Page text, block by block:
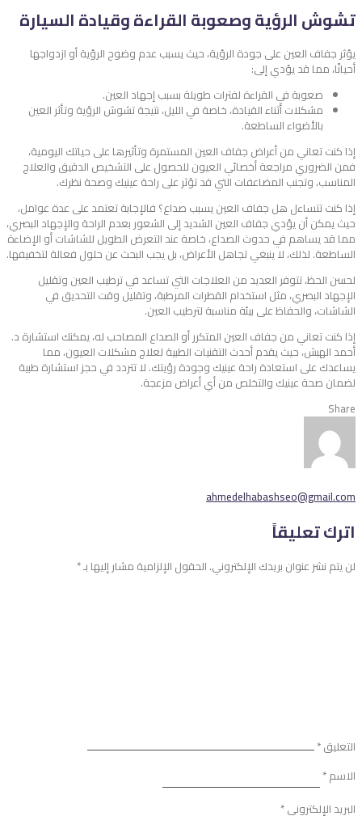
تشوش الرؤية وصعوبة القراءة وقيادة السيارة
يؤثر جفاف العين على جودة الرؤية، حيث يسبب عدم وضوح الرؤية أو ازدواجها
أحيانًا، مما قد يؤدي إلى:
صعوبة في القراءة لفترات طويلة بسبب إجهاد العين.
مشكلات أثناء القيادة، خاصة في الليل، نتيجة تشوش الرؤية وتأثر العين
بالأضواء الساطعة.
إذا كنت تعاني من أعراض جفاف العين المستمرة وتأثيرها على حياتك اليومية،
فمن الضروري مراجعة أخصائي العيون للحصول على التشخيص الدقيق والعلاج
المناسب، وتجنب المضاعفات التي قد تؤثر على راحة عينيك وصحة نظرك.
إذا كنت تتساءل هل جفاف العين يسبب صداع؟ فالإجابة تعتمد على عدة عوامل،
حيث يمكن أن يؤدي جفاف العين الشديد إلى الشعور بعدم الراحة والإجهاد البصري،
مما قد يساهم في حدوث الصداع، خاصة عند التعرض الطويل للشاشات أو الإضاءة
الساطعة. لذلك، لا ينبغي تجاهل الأعراض، بل يجب البحث عن حلول فعالة لتخفيفها.
لحسن الحظ، تتوفر العديد من العلاجات التي تساعد في ترطيب العين وتقليل
الإجهاد البصري، مثل استخدام القطرات المرطبة، وتقليل وقت التحديق في
الشاشات، والحفاظ على بيئة مناسبة لترطيب العين.
إذا كنت تعاني من جفاف العين المتكرر أو الصداع المصاحب له، يمكنك استشارة د.
أحمد الهبش، حيث يقدم أحدث التقنيات الطبية لعلاج مشكلات العيون، مما
يساعدك على استعادة راحة عينيك وجودة رؤيتك. لا تتردد في حجز استشارة طبية
لضمان صحة عينيك والتخلص من أي أعراض مزعجة.
Share
ahmedelhabashseo@gmail.com
اترك تعليقاً
لن يتم نشر عنوان بريدك الإلكتروني. الحقول الإلزامية مشار إليها بـ*
التعليق*
الاسم*
البريد الإلكتروني*